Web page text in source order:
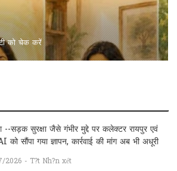
को चेक करें
--सड़क सुरक्षा जैसे गंभीर मुद्दे पर कलेक्टर रायपुर एवं
को सौंपा गया ज्ञापन, कार्रवाई की मांग अब भी अधूरी
2026 - T?t Nh?n xét